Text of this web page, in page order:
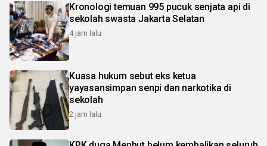
Kronologi temuan 995 pucuk senjata api di
sekolah swasta Jakarta Selatan
4 jam lalu
Kuasa hukum sebut eks ketua
yayasansimpan senpi dan narkotika di
sekolah
2 jam lalu